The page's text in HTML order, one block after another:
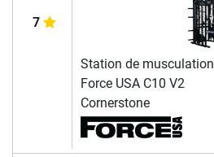
7
Station de musculation
Force USA C10 V2
Cornerstone